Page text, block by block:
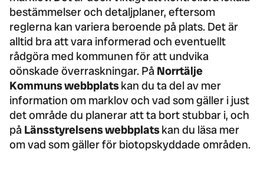
bestämmelser och detaljplaner, eftersom
reglerna kan variera beroende på plats. Det är
alltid bra att vara informerad och eventuellt
rådgöra med kommunen för att undvika
oönskade överraskningar. På Norrtälje
Kommuns webbplatskan du ta del av mer
information om marklov och vad som gäller i just
det område du planerar att ta bort stubbar i, och
på Länsstyrelsens webbplatskan du läsa mer
om vad som gäller för biotopskyddade områden.